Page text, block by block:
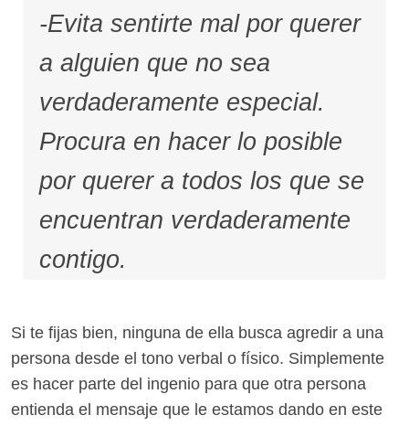
-Evita sentirte mal por querer
a alguien que no sea
verdaderamente especial.
Procura en hacer lo posible
por querer a todos los que se
encuentran verdaderamente
contigo.
Si te fijas bien, ninguna de ella busca agredir a una
persona desde el tono verbal o físico. Simplemente
es hacer parte del ingenio para que otra persona
entienda el mensaje que le estamos dando en este